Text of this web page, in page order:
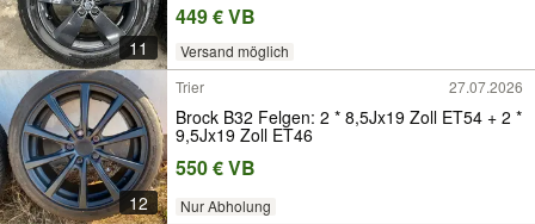
11
449 € VB
Versand möglich
12
Trier 27.07.2026
Brock B32 Felgen: 2 * 8,5Jx19 Zoll ET54 + 2 *
9,5Jx19 Zoll ET46
550 € VB
Nur Abholung